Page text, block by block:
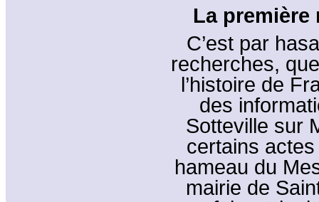
La première
C’est par
recherches,
l’histoire de
des
Sotteville sur
certains
hameau du
mairie de